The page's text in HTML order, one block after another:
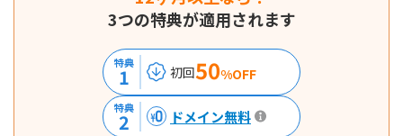
3つの特典が適用されます
特典
1 初回50%OFF
特典
2 ドメイン無料